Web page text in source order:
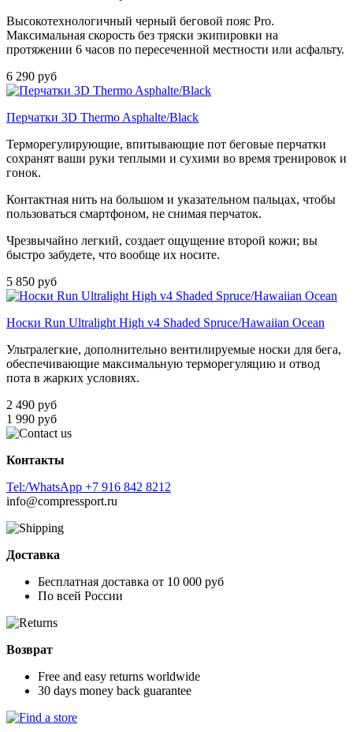
Высокотехнологичный черный беговой пояс Pro.
Максимальная скорость без тряски экипировки на
протяжении 6 часов по пересеченной местности или асфальту.
6 290 руб
Перчатки 3D Thermo Asphalte/Black
Терморегулирующие, впитывающие пот беговые перчатки
сохранят ваши руки теплыми и сухими во время тренировок и
гонок.
Контактная нить на большом и указательном пальцах, чтобы
пользоваться смартфоном, не снимая перчаток.
Чрезвычайно легкий, создает ощущение второй кожи; вы
быстро забудете, что вообще их носите.
5 850 руб
Носки Run Ultralight High v4 Shaded Spruce/Hawaiian Ocean
Ультралегкие, дополнительно вентилируемые носки для бега,
обеспечивающие максимальную терморегуляцию и отвод
пота в жарких условиях.
2 490 руб
1 990 руб
Контакты
Tel:/WhatsApp +7 916 842 8212
info@compressport.ru
Доставка
Бесплатная доставка от 10 000 руб
По всей России
Возврат
Free and easy returns worldwide
30 days money back guarantee